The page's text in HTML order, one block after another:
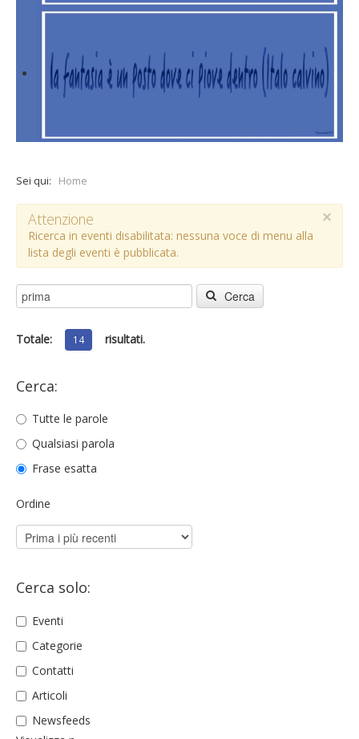
Sei qui: Home
×
Attenzione
Ricerca in eventi disabilitata: nessuna voce di menu alla
lista degli eventi è pubblicata.
Cerca
Totale: 14 risultati.
Cerca:
Tutte le parole
Qualsiasi parola
Frase esatta
Ordine
Cerca solo:
Eventi
Categorie
Contatti
Articoli
Newsfeeds